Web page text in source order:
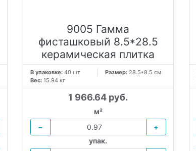
9005 Гамма
фисташковый 8.5*28.5
керамическая плитка
В упаковке: 40 шт Размер: 28.5*8.5 см
Вес: 15.94 кг
1 966.64 руб.
м²
−
+
упак.